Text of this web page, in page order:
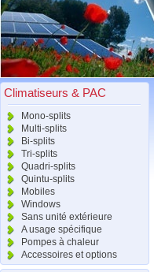
Climatiseurs & PAC
Mono-splits
Multi-splits
Bi-splits
Tri-splits
Quadri-splits
Quintu-splits
Mobiles
Windows
Sans unité extérieure
A usage spécifique
Pompes à chaleur
Accessoires et options